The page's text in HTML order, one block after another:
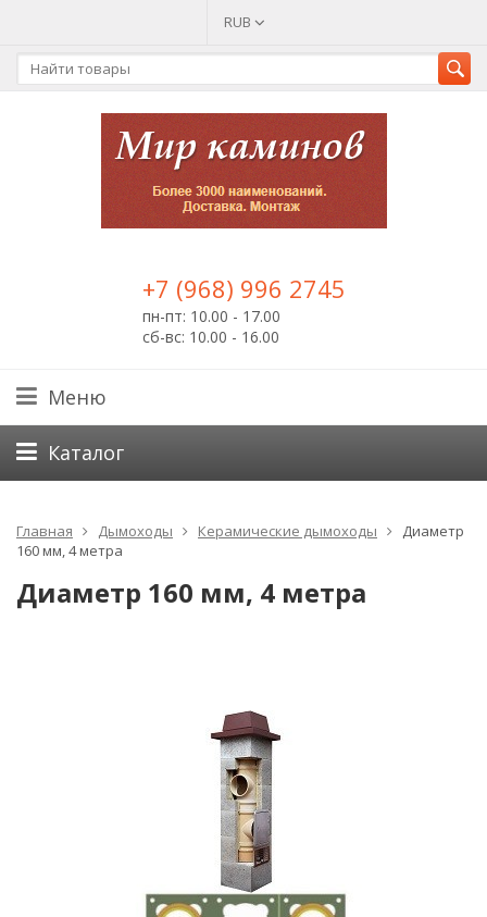
RUB
+7 (968) 996 2745
пн-пт: 10.00 - 17.00
сб-вс: 10.00 - 16.00
Меню
Каталог
Главная Дымоходы Керамические дымоходы
Диаметр
160 мм, 4 метра
Диаметр 160 мм, 4 метра